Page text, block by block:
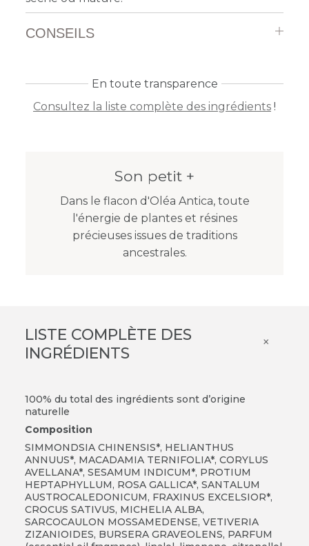
CONSEILS
En toute transparence
Consultez la liste complète des ingrédients !
Son petit +
Dans le flacon d'Oléa Antica, toute
l'énergie de plantes et résines
précieuses issues de traditions
ancestrales.
LISTE COMPLÈTE DES
INGRÉDIENTS
×
100% du total des ingrédients sont d’origine
naturelle
Composition
SIMMONDSIA CHINENSIS*, HELIANTHUS
ANNUUS*, MACADAMIA TERNIFOLIA*, CORYLUS
AVELLANA*, SESAMUM INDICUM*, PROTIUM
HEPTAPHYLLUM, ROSA GALLICA*, SANTALUM
AUSTROCALEDONICUM, FRAXINUS EXCELSIOR*,
CROCUS SATIVUS, MICHELIA ALBA,
SARCOCAULON MOSSAMEDENSE, VETIVERIA
ZIZANIOIDES, BURSERA GRAVEOLENS, PARFUM